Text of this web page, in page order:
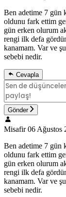
Ben adetime 7 gün
oldunu fark ettim
gün erken olurum
rengi ilk defa
kanamam. Var ve
sebebi nedir.
Cevapla
Gönder
Misafir 06 Ağustos
Ben adetime 7 gün
oldunu fark ettim
gün erken olurum
rengi ilk defa
kanamam. Var ve
sebebi nedir.